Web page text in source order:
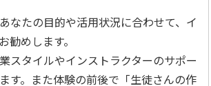
なたの目的や活用状況に合わせて、イ
勧めします。
スタイルやインストラクターのサポー
す。また体験の前後で「生徒さんの作